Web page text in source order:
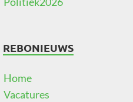
REBONIEUWS
Home
Vacatures